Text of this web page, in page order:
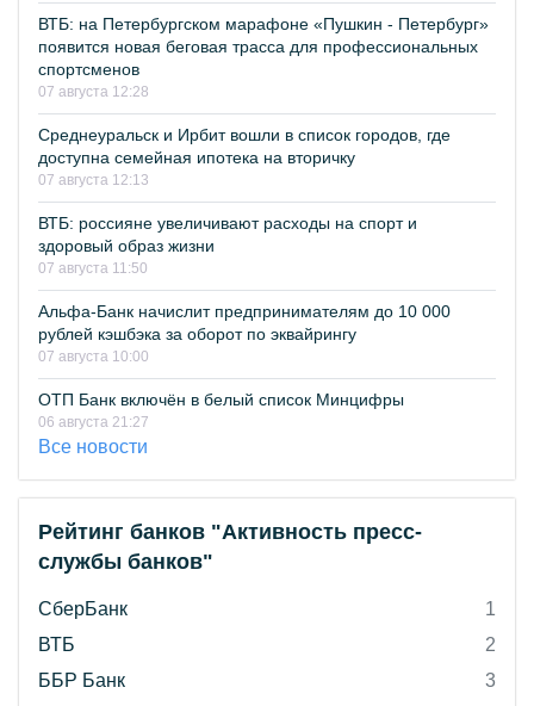
ВТБ: на Петербургском марафоне «Пушкин - Петербург»
появится новая беговая трасса для профессиональных
спортсменов
07 августа 12:28
Среднеуральск и Ирбит вошли в список городов, где
доступна семейная ипотека на вторичку
07 августа 12:13
ВТБ: россияне увеличивают расходы на спорт и
здоровый образ жизни
07 августа 11:50
Альфа-Банк начислит предпринимателям до 10 000
рублей кэшбэка за оборот по эквайрингу
07 августа 10:00
ОТП Банк включён в белый список Минцифры
06 августа 21:27
Все новости
Рейтинг банков "Активность пресс-
службы банков"
СберБанк
1
ВТБ
2
ББР Банк
3